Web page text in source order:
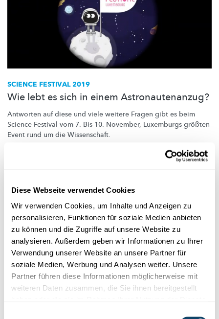
Diese Webseite verwendet Cookies
Wir verwenden Cookies, um Inhalte und Anzeigen zu
personalisieren, Funktionen für soziale Medien anbieten
zu können und die Zugriffe auf unsere Website zu
analysieren. Außerdem geben wir Informationen zu Ihrer
Verwendung unserer Website an unsere Partner für
soziale Medien, Werbung und Analysen weiter. Unsere
Partner führen diese Informationen möglicherweise mit
weiteren Daten zusammen, die Sie ihnen bereitgestellt
SCIENCE FESTIVAL 2019
Wie lebt es sich in einem Astronautenanzug?
Antworten auf diese und viele weitere Fragen gibt es beim
Science Festival vom 7. Bis 10. November, Luxemburgs größten
Event rund um die Wissenschaft.